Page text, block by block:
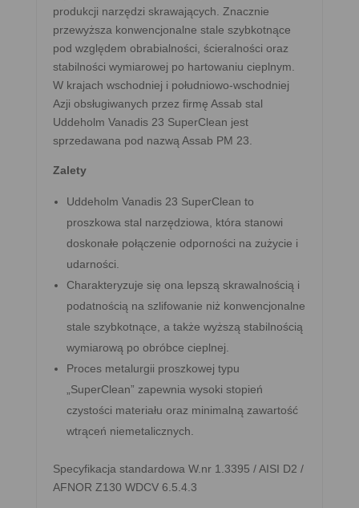
produkcji narzędzi skrawających. Znacznie
przewyższa konwencjonalne stale szybkotnące
pod względem obrabialności, ścieralności oraz
stabilności wymiarowej po hartowaniu cieplnym.
W krajach wschodniej i południowo-wschodniej
Azji obsługiwanych przez firmę Assab stal
Uddeholm Vanadis 23 SuperClean jest
sprzedawana pod nazwą Assab PM 23.
Zalety
Uddeholm Vanadis 23 SuperClean to
proszkowa stal narzędziowa, która stanowi
doskonałe połączenie odporności na zużycie i
udarności.
Charakteryzuje się ona lepszą skrawalnością i
podatnością na szlifowanie niż konwencjonalne
stale szybkotnące, a także wyższą stabilnością
wymiarową po obróbce cieplnej.
Proces metalurgii proszkowej typu
„SuperClean” zapewnia wysoki stopień
czystości materiału oraz minimalną zawartość
wtrąceń niemetalicznych.
Specyfikacja standardowa W.nr 1.3395 / AISI D2 /
AFNOR Z130 WDCV 6.5.4.3